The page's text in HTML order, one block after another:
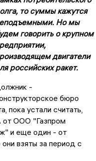
то суммы кажутся
Но мы
говорить о крупном
двигатели
российских ракет.
-
бюро
пока устали считать,
от ООО "Газпром
и еще один - от
взяты за период с